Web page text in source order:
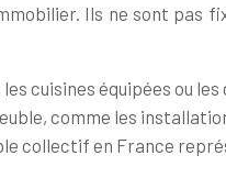
Ils ne sont pas
cuisines équipées ou les
comme les
collectif en France